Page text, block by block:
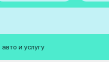
и услугу